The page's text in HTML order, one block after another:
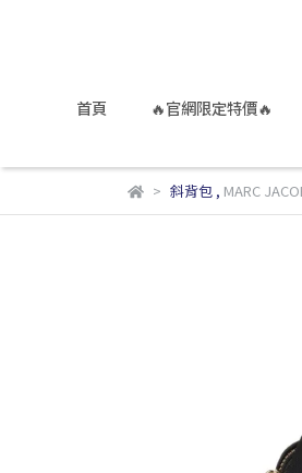
首頁 🔥官網限定特價🔥
斜背包, MARC